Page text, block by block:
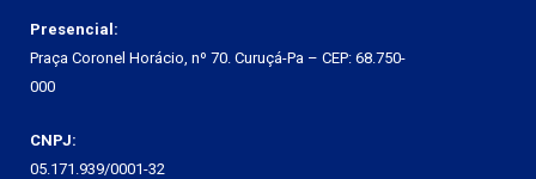
Presencial:
Praça Coronel Horácio, nº 70. Curuçá-Pa – CEP: 68.750-
000
CNPJ:
05.171.939/0001-32